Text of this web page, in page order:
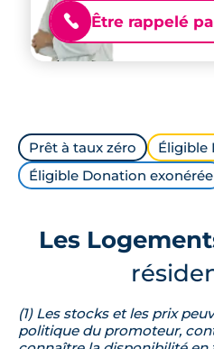
📞 Être rappelé
Prêt à taux zéro
Éligible
Éligible Donation exonérée
Les
(1) Les stocks et les prix
politique du promoteur,